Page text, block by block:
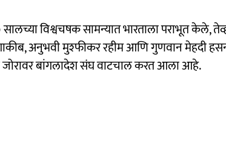
विश्वचषक सामन्यात भारताला पराभूत केले,
अनुभवी मुश्फीकर रहीम आणि गुणवान मेहदी
जोरावर बांगलादेश संघ वाटचाल करत आला आहे.